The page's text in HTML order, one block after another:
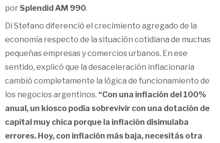
porSplendid AM 990.
Di Stefano diferenció el crecimiento agregado de la
economía respecto de la situación cotidiana de muchas
pequeñas empresas y comercios urbanos. En ese
sentido, explicó que la desaceleración inflacionaria
cambió completamente la lógica de funcionamiento de
los negocios argentinos. “Con una inflación del 100%
anual, un kiosco podía sobrevivir con una dotación de
capital muy chica porque la inflación disimulaba
errores. Hoy, con inflación más baja, necesitás otra